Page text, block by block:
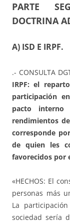
PARTE
DOCTRINA
A) ISD E IRPF.
.- CONSULTA
IRPF: el
participación
pacto
rendimientos
corresponde
de quien les
favorecidos por
«HECHOS: El
personas más
La
sociedad sería